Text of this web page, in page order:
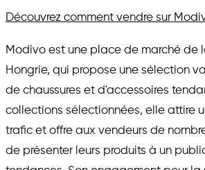
Découvrez comment vendre sur
Modivo est une place de marché de
Hongrie, qui propose une sélection
de chaussures et d'accessoires
collections sélectionnées, elle attire
trafic et offre aux vendeurs de
de présenter leurs produits à un